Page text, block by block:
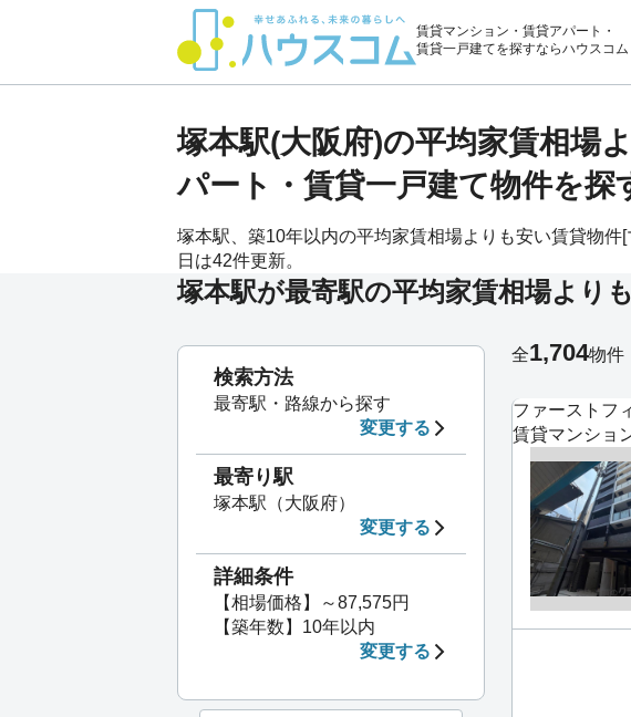
賃貸マンション・賃貸アパート・
賃貸一戸建てを探すならハウスコム
塚本駅(大阪府)の平均家賃相場
パート・賃貸一戸建て物件を探
塚本駅、築10年以内の平均家賃相場よりも安い賃貸物
日は42件更新。
塚本駅が最寄駅の平均家賃相場より
ファーストフ
賃貸マンショ
全1,704物件
検索方法
最寄駅・路線から探す
変更する
最寄り駅
塚本駅（大阪府）
変更する
詳細条件
【相場価格】～87,575円
【築年数】10年以内
変更する